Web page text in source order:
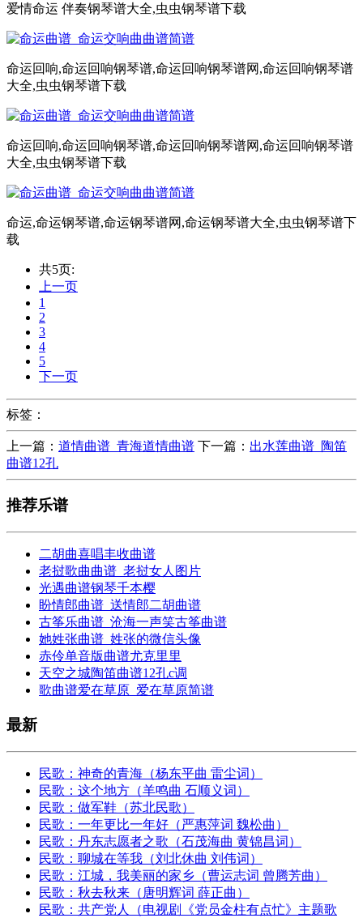
爱情命运 伴奏钢琴谱大全,虫虫钢琴谱下载
命运回响,命运回响钢琴谱,命运回响钢琴谱网,命运回响钢琴谱
大全,虫虫钢琴谱下载
命运回响,命运回响钢琴谱,命运回响钢琴谱网,命运回响钢琴谱
大全,虫虫钢琴谱下载
命运,命运钢琴谱,命运钢琴谱网,命运钢琴谱大全,虫虫钢琴谱下
载
共5页:
上一页
1
2
3
4
5
下一页
标签：
上一篇： 道情曲谱_青海道情曲谱 下一篇： 出水莲曲谱_陶笛
曲谱12孔
推荐乐谱
二胡曲喜唱丰收曲谱
老挝歌曲曲谱_老挝女人图片
光遇曲谱钢琴千本樱
盼情郎曲谱_送情郎二胡曲谱
古筝乐曲谱_沧海一声笑古筝曲谱
她姓张曲谱_姓张的微信头像
赤伶单音版曲谱尤克里里
天空之城陶笛曲谱12孔c调
歌曲谱爱在草原_爱在草原简谱
最新
民歌：神奇的青海（杨东平曲 雷尘词）
民歌：这个地方（羊鸣曲 石顺义词）
民歌：做军鞋（苏北民歌）
民歌：一年更比一年好（严惠萍词 魏松曲）
民歌：​丹东志愿者之歌（石茂海曲 黄锦昌词）
民歌：聊城在等我（刘北休曲 刘伟词）
民歌：江城，我美丽的家乡（曹运志词 曾腾芳曲）
民歌：秋去秋来（唐明辉词 薛正曲）
民歌：共产党人（电视剧《党员金柱有点忙》主题歌